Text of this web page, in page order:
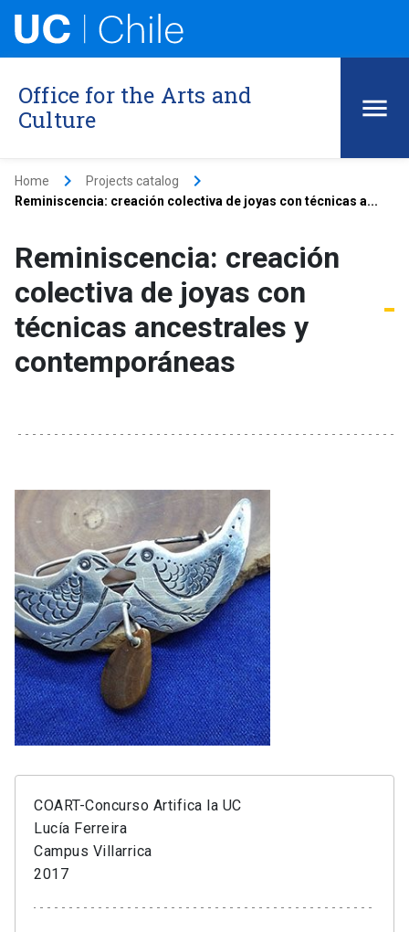
Office for the Arts and
Culture
Home keyboard_arrow_right Projects catalog keyboard_arrow_right
Reminiscencia: creación colectiva de joyas con técnicas a...
Reminiscencia: creación
colectiva de joyas con
técnicas ancestrales y
contemporáneas
COART-Concurso Artifica la UC
Lucía Ferreira
Campus Villarrica
2017